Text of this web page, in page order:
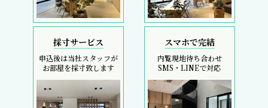
採寸サービス
申込後は当社スタッフが
お部屋を採寸致します
スマホで完結
内覧現地待ち合わせ
SMS・LINEで対応